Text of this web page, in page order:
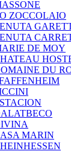
ZOCCOLAIO
DE MOY
DU
MARIN